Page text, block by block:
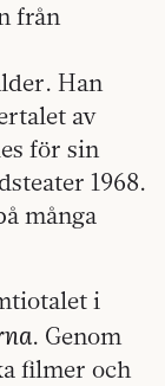
från
Han
av
för sin
1968.
många
i
. Genom
filmer och